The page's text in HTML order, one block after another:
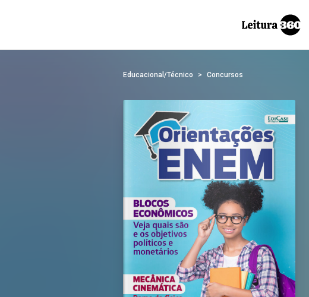
Educacional/Técnico Concursos